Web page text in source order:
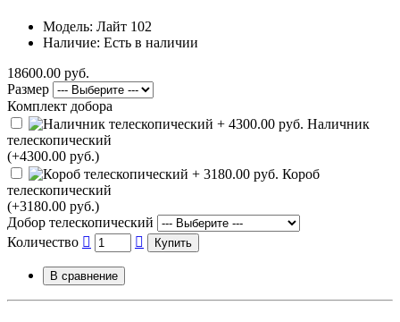
Модель: Лайт 102
Наличие: Есть в наличии
18600.00 руб.
Размер
Комплект добора
Наличник
телескопический
(+4300.00 руб.)
Короб
телескопический
(+3180.00 руб.)
Добор телескопический
Количество
Купить
В сравнение